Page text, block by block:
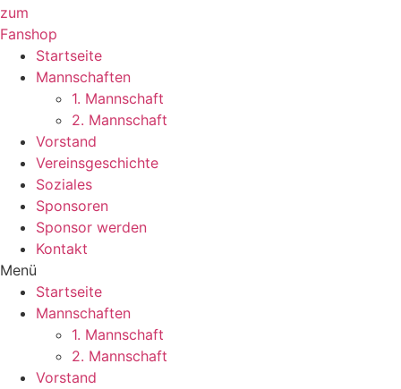
zum
Fanshop
Startseite
Mannschaften
1. Mannschaft
2. Mannschaft
Vorstand
Vereinsgeschichte
Soziales
Sponsoren
Sponsor werden
Kontakt
Menü
Startseite
Mannschaften
1. Mannschaft
2. Mannschaft
Vorstand